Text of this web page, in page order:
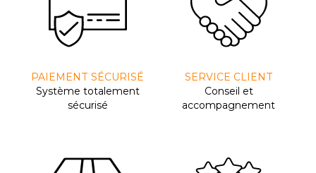
PAIEMENT SÉCURISÉ
Système totalement
sécurisé
SERVICE CLIENT
Conseil et
accompagnement